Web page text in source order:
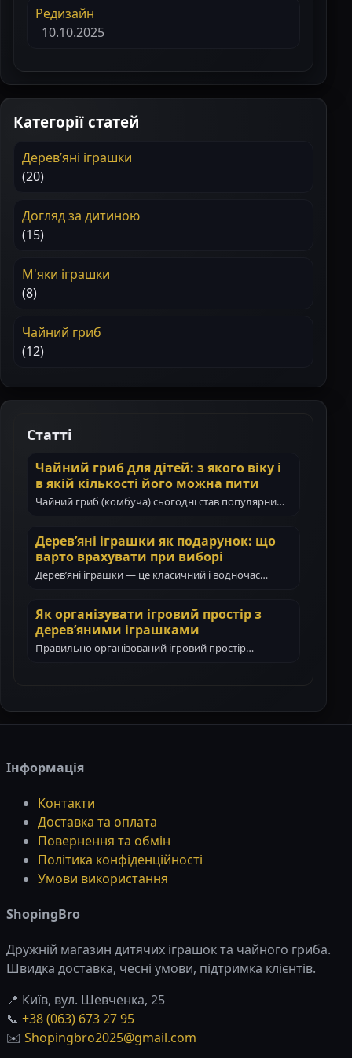
Редизайн
10.10.2025
Категорії статей
Деревʼяні іграшки
(20)
Догляд за дитиною
(15)
М'яки іграшки
(8)
Чайний гриб
(12)
Статті
Чайний гриб для дітей: з якого віку і
в якій кількості його можна пити
Чайний гриб (комбуча) сьогодні став популярним
Дерев’яні іграшки як подарунок: що
варто врахувати при виборі
Дерев’яні іграшки — це класичний і водночас
Як організувати ігровий простір з
дерев’яними іграшками
Правильно організований ігровий простір
Інформація
Контакти
Доставка та оплата
Повернення та обмін
Політика конфіденційності
Умови використання
ShopingBro
Дружній магазин дитячих іграшок та чайного гриба.
Швидка доставка, чесні умови, підтримка клієнтів.
📍 Київ, вул. Шевченка, 25
📞 +38 (063) 673 27 95
✉️ Shopingbro2025@gmail.com